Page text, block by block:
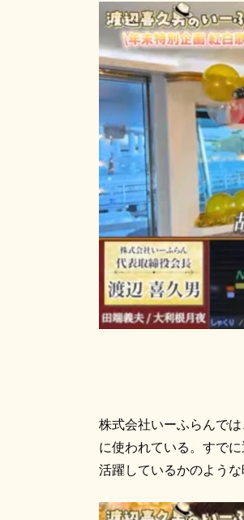
株式会社いーふらんで
に使われている。すで
活躍しているかのよう